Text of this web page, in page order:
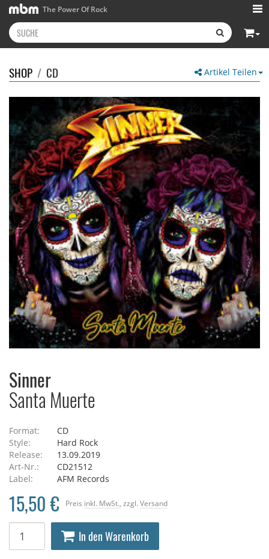
The Power Of Rock
Artikel Teilen
SHOP / CD
Sinner
Santa Muerte
Format:
CD
Style:
Hard Rock
Release:
13.09.2019
Art-Nr.:
CD21512
Label:
AFM Records
Preis inkl. MwSt. , zzgl. Versand
15,50 €
In den Warenkorb